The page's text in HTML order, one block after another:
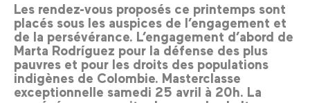
Les rendez-vous proposés ce printemps sont
placés sous les auspices de l’engagement et
de la persévérance. L’engagement d’abord de
Marta Rodríguez pour la défense des plus
pauvres et pour les droits des populations
indigènes de Colombie. Masterclasse
exceptionnelle samedi 25 avril à 20h. La